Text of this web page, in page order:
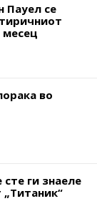
Пауел се
месец
во
ги знаеле